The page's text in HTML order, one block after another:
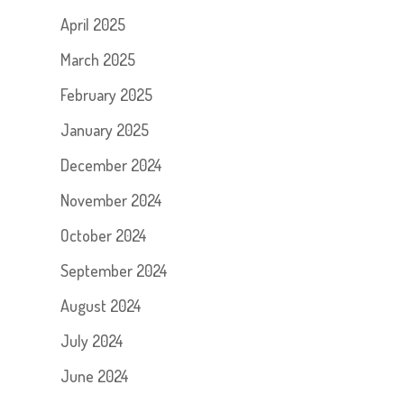
April 2025
March 2025
February 2025
January 2025
December 2024
November 2024
October 2024
September 2024
August 2024
July 2024
June 2024